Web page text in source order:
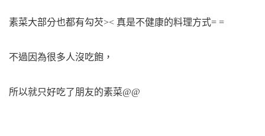
素菜大部分也都有勾芡>< 真是不健康的料理方式= =
不過因為很多人沒吃飽，
所以就只好吃了朋友的素菜@@